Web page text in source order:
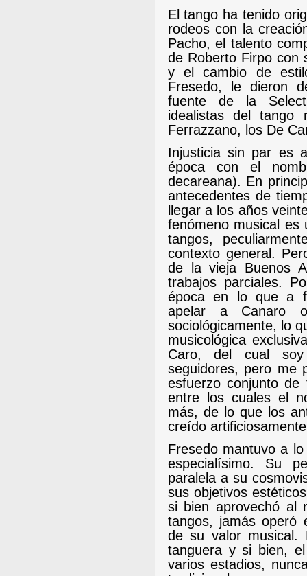
El tango ha tenido
rodeos con la
Pacho, el talento
de Roberto Firpo con
y el cambio de
Fresedo, le dieron
fuente de la
idealistas del tango
Ferrazzano, los De
Injusticia sin par es
época con el
decareana). En
antecedentes de
llegar a los años
fenómeno musical es
tangos,
contexto general.
de la vieja Buenos
trabajos parciales.
época en lo que a
apelar a Canaro
sociológicamente, lo
musicológica
Caro, del cual
seguidores, pero me
esfuerzo conjunto
entre los cuales el
más, de lo que los
creído
Fresedo mantuvo a
especialísimo. Su
paralela a su
sus objetivos
si bien aprovechó al
tangos, jamás operó
de su valor musical.
tanguera y si bien,
varios estadios,